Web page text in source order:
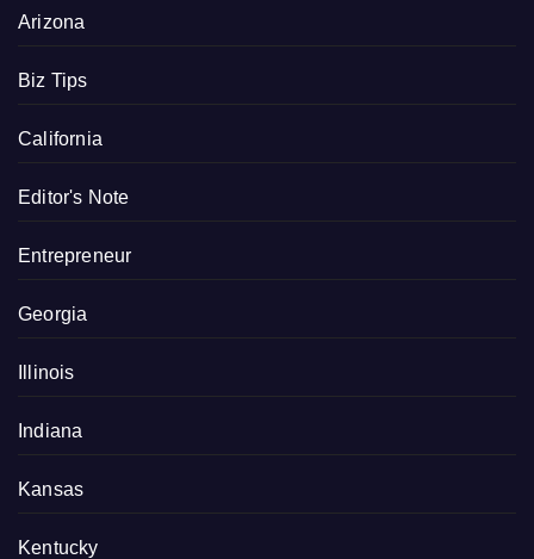
Arizona
Biz Tips
California
Editor's Note
Entrepreneur
Georgia
Illinois
Indiana
Kansas
Kentucky